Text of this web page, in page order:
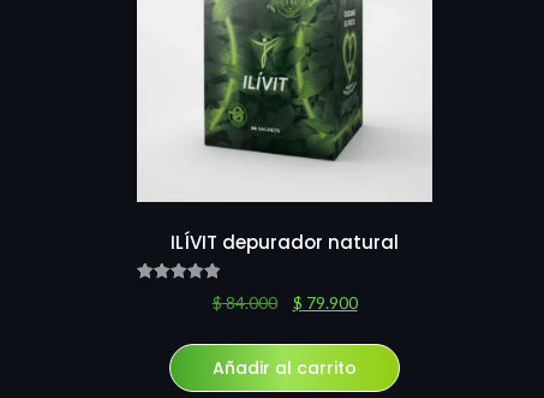
ILÍVIT depurador natural
$84.000 $ 79.900
Añadir al carrito